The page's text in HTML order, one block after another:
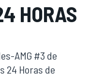
HORAS
AMG #3 de
24 Horas de